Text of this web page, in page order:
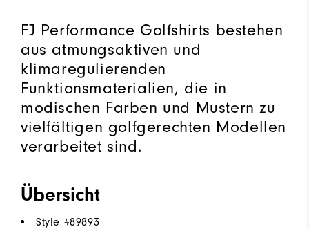
FJ Performance Golfshirts bestehen
aus atmungsaktiven und
klimaregulierenden
Funktionsmaterialien, die in
modischen Farben und Mustern zu
vielfältigen golfgerechten Modellen
verarbeitet sind.
Übersicht
Style #89893